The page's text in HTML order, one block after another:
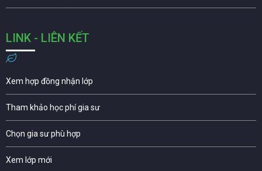
LINK - LIÊN KẾT
Xem hợp đồng nhận lớp
Tham khảo học phí gia sư
Chọn gia sư phù hợp
Xem lớp mới